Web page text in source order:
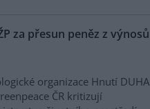
za přesun peněz z výnosů
organizace Hnutí DUHA
ČR kritizují